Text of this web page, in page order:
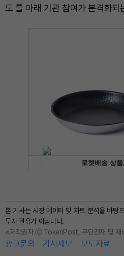
도 틀 아래 기관 참여가 본격화되
본 기사는 시장 데이터 및 차트 분석을 바탕
투자 권유가 아닙니다.
<저작권자 ⓒ TokenPost, 무단전재 및 재
광고문의 기사제보 보도자료